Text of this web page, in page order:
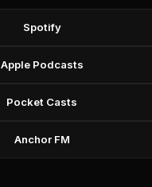
Spotify
Apple Podcasts
Pocket Casts
Anchor FM